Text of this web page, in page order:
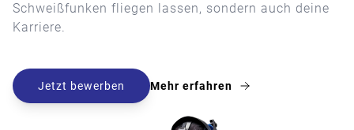
Schweißfunken fliegen lassen, sondern auch deine
Karriere.
Jetzt bewerben Mehr erfahren